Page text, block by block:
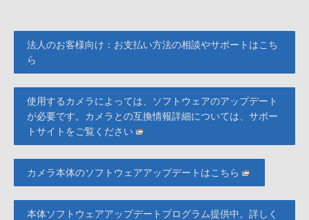
法人のお客様向け：お支払い方法の相談やサポートはこち
ら
使用するカメラによっては、ソフトウェアのアップデート
が必要です。カメラとの互換情報詳細については、サポー
トサイトをご覧ください
カメラ本体のソフトウェアアップデートはこちら
本体ソフトウェアアップデートプログラム提供中。詳しく